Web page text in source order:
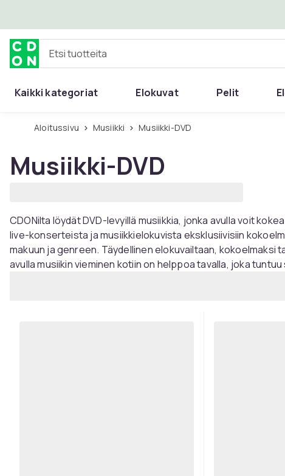
Etsi tuotteita
Kaikki kategoriat Elokuvat Pelit
Aloitussivu Musiikki Musiikki-DVD
Musiikki-DVD
CDONilta löydät DVD-levyillä musiikkia, jonka avulla voit
live-konserteista ja musiikkielokuvista eksklusiivisiin
makuun ja genreen. Täydellinen elokuvailtaan, kokoelmaksi
avulla musiikin vieminen kotiin on helppoa tavalla, joka